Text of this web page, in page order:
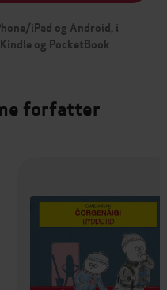
iPad og Android, i
og PocketBook
forfatter